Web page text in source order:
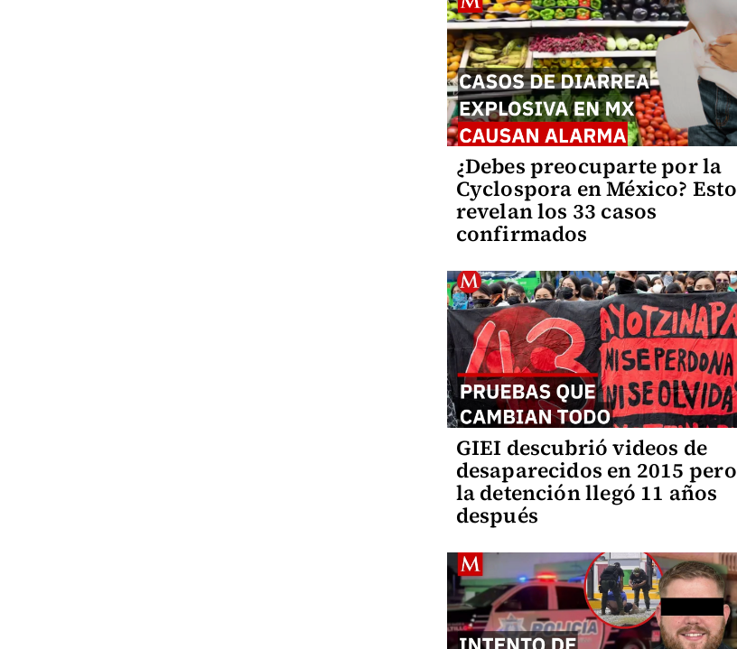
¿Debes preocuparte por la
Cyclospora en México? Esto
revelan los 33 casos
confirmados
GIEI descubrió videos de
desaparecidos en 2015 pero
la detención llegó 11 años
después